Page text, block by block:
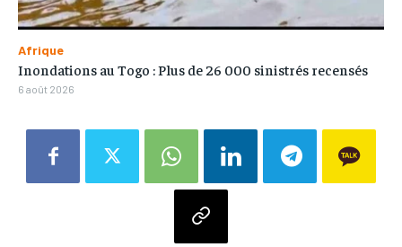
Afrique
Inondations au Togo : Plus de 26 000 sinistrés recensés
6 août 2026